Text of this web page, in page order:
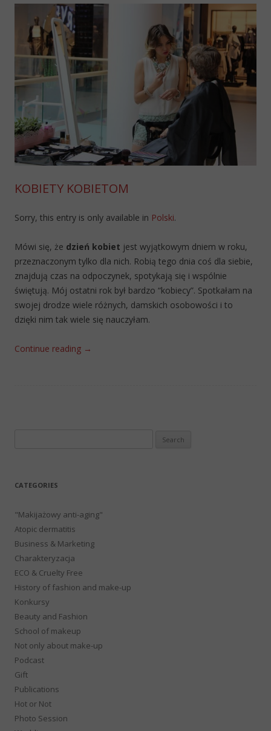
KOBIETY KOBIETOM
Sorry, this entry is only available in Polski.
Mówi się, że dzień kobiet jest wyjątkowym dniem w roku,
przeznaczonym tylko dla nich. Robią tego dnia coś dla siebie,
znajdują czas na odpoczynek, spotykają się i wspólnie
świętują. Mój ostatni rok był bardzo “kobiecy”. Spotkałam na
swojej drodze wiele różnych, damskich osobowości i to
dzięki nim tak wiele się nauczyłam.
Continue reading →
CATEGORIES
"Makijażowy anti-aging"
Atopic dermatitis
Business & Marketing
Charakteryzacja
ECO & Cruelty Free
History of fashion and make-up
Konkursy
Beauty and Fashion
School of makeup
Not only about make-up
Podcast
Gift
Publications
Hot or Not
Photo Session